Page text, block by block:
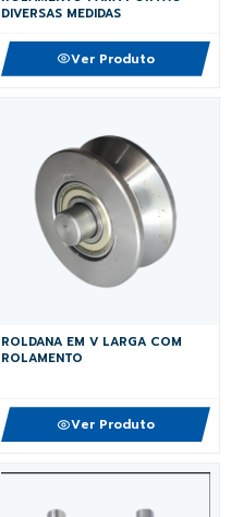
DIVERSAS MEDIDAS
Ver Produto
ROLDANA EM V LARGA COM
ROLAMENTO
Ver Produto